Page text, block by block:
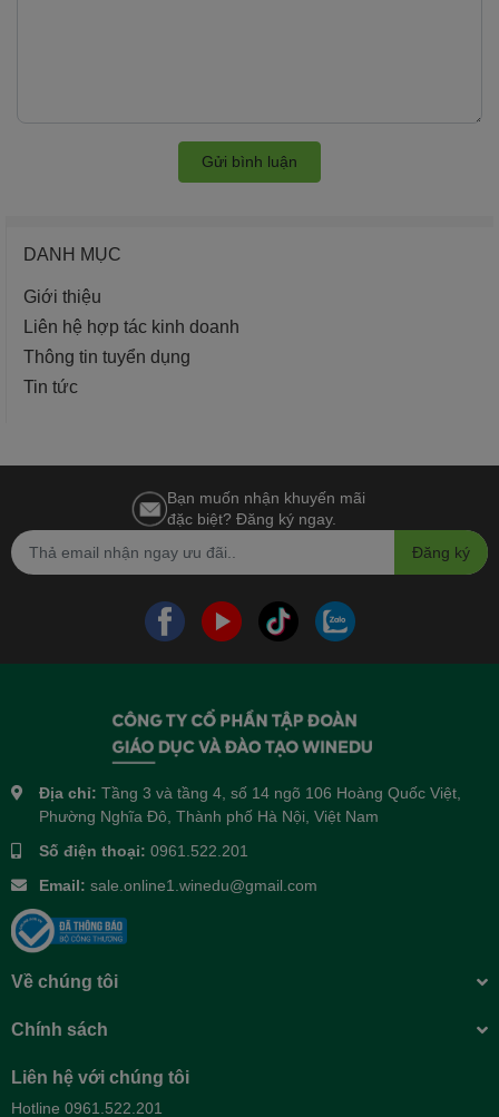
Gửi bình luận
DANH MỤC
Giới thiệu
Liên hệ hợp tác kinh doanh
Thông tin tuyển dụng
Tin tức
Bạn muốn nhận khuyến mãi
đặc biệt? Đăng ký ngay.
Đăng ký
Địa chỉ: Tầng 3 và tầng 4, số 14 ngõ 106 Hoàng Quốc Việt,
Phường Nghĩa Đô, Thành phố Hà Nội, Việt Nam
Số điện thoại: 0961.522.201
Email: sale.online1.winedu@gmail.com
Về chúng tôi
Chính sách
Liên hệ với chúng tôi
Hotline 0961.522.201